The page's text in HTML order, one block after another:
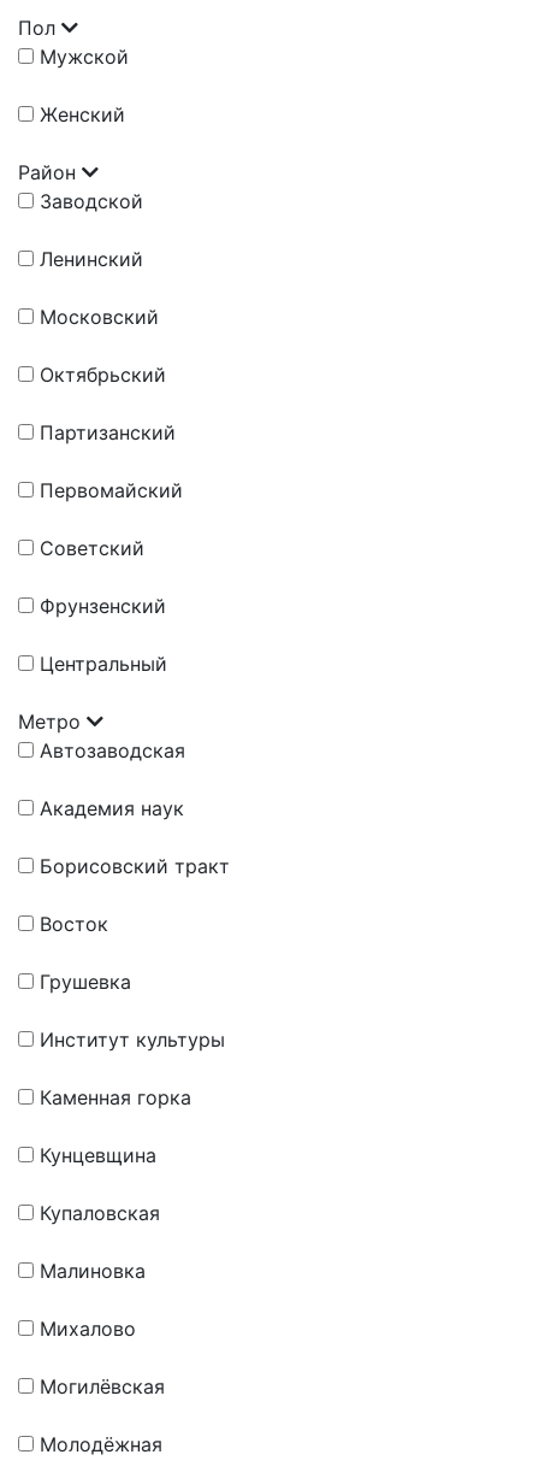
Пол
Мужской
Женский
Район
Заводской
Ленинский
Московский
Октябрьский
Партизанский
Первомайский
Советский
Фрунзенский
Центральный
Метро
Автозаводская
Академия наук
Борисовский тракт
Восток
Грушевка
Институт культуры
Каменная горка
Кунцевщина
Купаловская
Малиновка
Михалово
Могилёвская
Молодёжная